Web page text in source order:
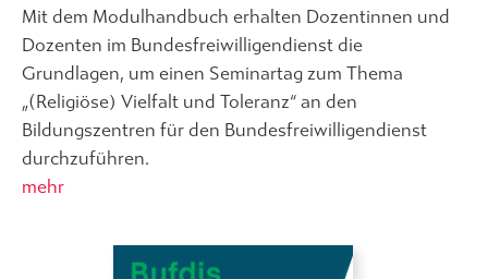
Mit dem Modulhandbuch erhalten Dozentinnen und
Dozenten im Bundesfreiwilligendienst die
Grundlagen, um einen Seminartag zum Thema
„(Religiöse) Vielfalt und Toleranz“ an den
Bildungszentren für den Bundesfreiwilligendienst
durchzuführen.
mehr